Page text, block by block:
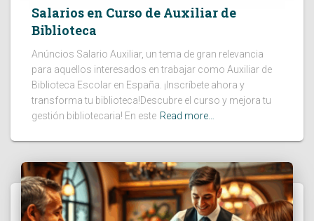
Salarios en Curso de Auxiliar de
Biblioteca
Anúncios Salario Auxiliar, un tema de gran relevancia
para aquellos interesados en trabajar como Auxiliar de
Biblioteca Escolar en España. ¡Inscríbete ahora y
transforma tu biblioteca!Descubre el curso y mejora tu
gestión bibliotecaria! En este Read more…